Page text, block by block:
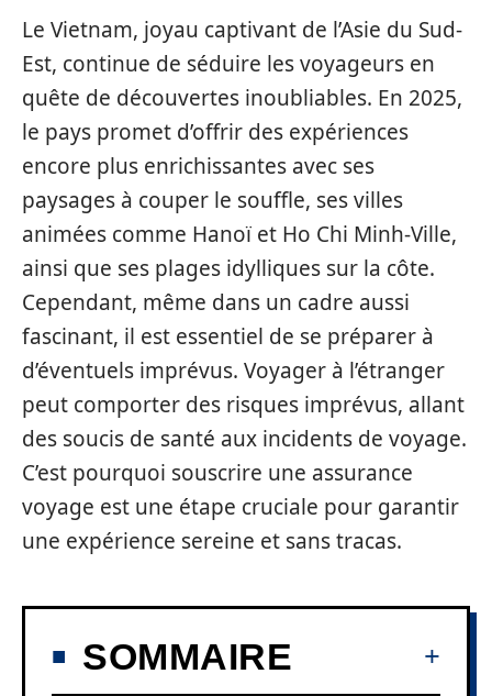
Le Vietnam, joyau captivant de l’Asie du Sud-
Est, continue de séduire les voyageurs en
quête de découvertes inoubliables. En 2025,
le pays promet d’offrir des expériences
encore plus enrichissantes avec ses
paysages à couper le souffle, ses villes
animées comme Hanoï et Ho Chi Minh-Ville,
ainsi que ses plages idylliques sur la côte.
Cependant, même dans un cadre aussi
fascinant, il est essentiel de se préparer à
d’éventuels imprévus. Voyager à l’étranger
peut comporter des risques imprévus, allant
des soucis de santé aux incidents de voyage.
C’est pourquoi souscrire une assurance
voyage est une étape cruciale pour garantir
une expérience sereine et sans tracas.
SOMMAIRE